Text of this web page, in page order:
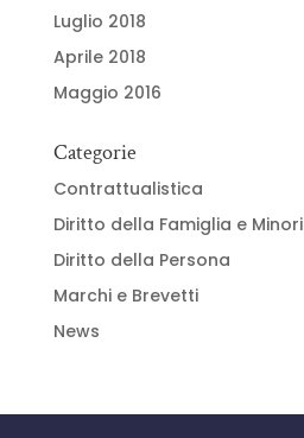
Luglio 2018
Aprile 2018
Maggio 2016
Categorie
Contrattualistica
Diritto della Famiglia e Minori
Diritto della Persona
Marchi e Brevetti
News